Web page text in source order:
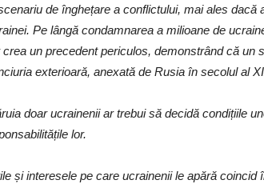
de înghețare a conflictului, mai ales
Pe lângă condamnarea a milioane de
un precedent periculos, demonstrând că
exterioară, anexată de Rusia în secolul al
doar ucrainenii ar trebui să decidă condițiile
lor.
și interesele pe care ucrainenii le apără